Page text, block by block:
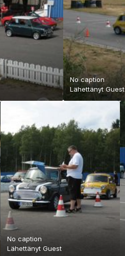
No caption
Lähettänyt Guest
No caption
Lähettänyt Guest